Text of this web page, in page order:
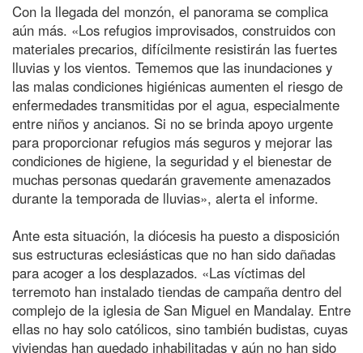
Con la llegada del monzón, el panorama se complica
aún más. «Los refugios improvisados, construidos con
materiales precarios, difícilmente resistirán las fuertes
lluvias y los vientos. Tememos que las inundaciones y
las malas condiciones higiénicas aumenten el riesgo de
enfermedades transmitidas por el agua, especialmente
entre niños y ancianos. Si no se brinda apoyo urgente
para proporcionar refugios más seguros y mejorar las
condiciones de higiene, la seguridad y el bienestar de
muchas personas quedarán gravemente amenazados
durante la temporada de lluvias», alerta el informe.
Ante esta situación, la diócesis ha puesto a disposición
sus estructuras eclesiásticas que no han sido dañadas
para acoger a los desplazados. «Las víctimas del
terremoto han instalado tiendas de campaña dentro del
complejo de la iglesia de San Miguel en Mandalay. Entre
ellas no hay solo católicos, sino también budistas, cuyas
viviendas han quedado inhabilitadas y aún no han sido